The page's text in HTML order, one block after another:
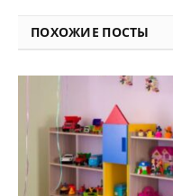
ПОХОЖИЕ ПОСТЫ